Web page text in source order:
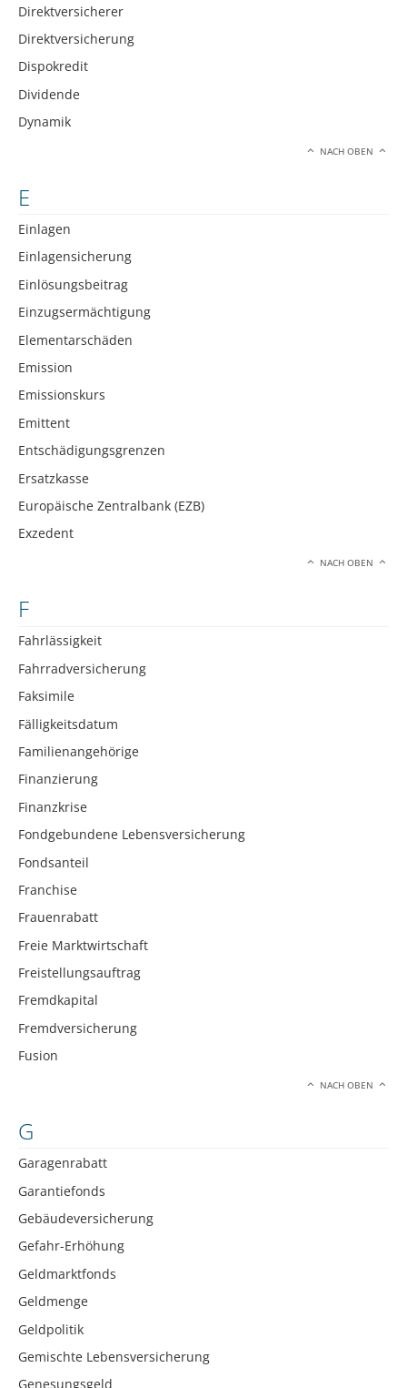
Direktversicherer
Direktversicherung
Dispokredit
Dividende
Dynamik
NACH OBEN
E
Einlagen
Einlagensicherung
Einlösungsbeitrag
Einzugsermächtigung
Elementarschäden
Emission
Emissionskurs
Emittent
Entschädigungsgrenzen
Ersatzkasse
Europäische Zentralbank (EZB)
Exzedent
NACH OBEN
F
Fahrlässigkeit
Fahrradversicherung
Faksimile
Fälligkeitsdatum
Familienangehörige
Finanzierung
Finanzkrise
Fondgebundene Lebensversicherung
Fondsanteil
Franchise
Frauenrabatt
Freie Marktwirtschaft
Freistellungsauftrag
Fremdkapital
Fremdversicherung
Fusion
NACH OBEN
G
Garagenrabatt
Garantiefonds
Gebäudeversicherung
Gefahr-Erhöhung
Geldmarktfonds
Geldmenge
Geldpolitik
Gemischte Lebensversicherung
Genesungsgeld